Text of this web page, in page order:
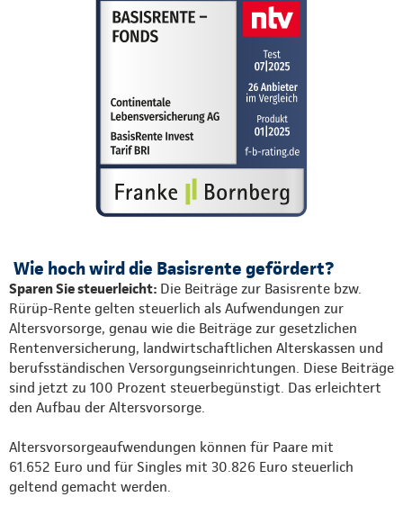
Wie hoch wird die Basisrente gefördert?
Sparen Sie steuerleicht: Die Beiträge zur Basisrente bzw.
Rürüp-Rente gelten steuerlich als Aufwendungen zur
Altersvorsorge, genau wie die Beiträge zur gesetzlichen
Rentenversicherung, landwirtschaftlichen Alterskassen und
berufsständischen Versorgungseinrichtungen. Diese Beiträge
sind jetzt zu 100 Prozent steuerbegünstigt. Das erleichtert
den Aufbau der Altersvorsorge.
Altersvorsorgeaufwendungen können für Paare mit
61.652 Euro und für Singles mit 30.826 Euro steuerlich
geltend gemacht werden.